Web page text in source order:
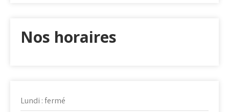
Nos horaires
Lundi : fermé